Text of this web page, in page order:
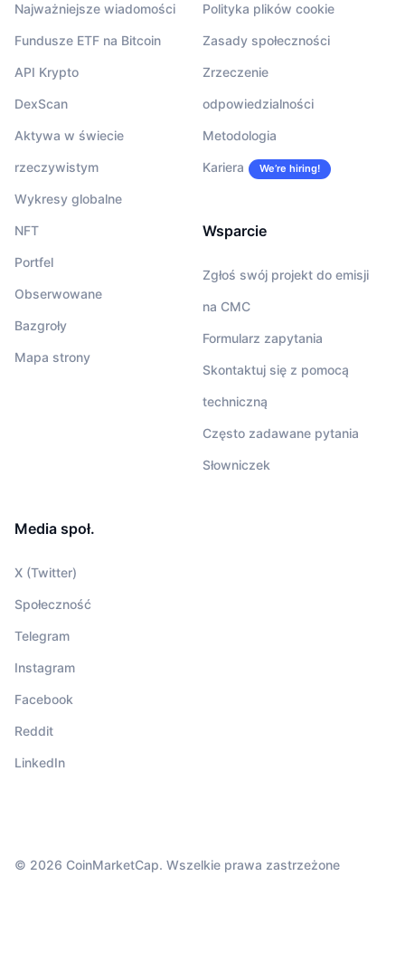
Najważniejsze wiadomości
Fundusze ETF na Bitcoin
API Krypto
DexScan
Aktywa w świecie
rzeczywistym
Wykresy globalne
NFT
Portfel
Obserwowane
Bazgroły
Mapa strony
Polityka plików cookie
Zasady społeczności
Zrzeczenie
odpowiedzialności
Metodologia
Kariera We’re hiring!
Wsparcie
Zgłoś swój projekt do emisji
na CMC
Formularz zapytania
Skontaktuj się z pomocą
techniczną
Często zadawane pytania
Słowniczek
Media społ.
X (Twitter)
Społeczność
Telegram
Instagram
Facebook
Reddit
LinkedIn
© 2026 CoinMarketCap. Wszelkie prawa zastrzeżone